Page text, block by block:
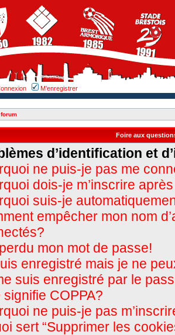
M’enregistrer
Foire aux
d’identification et
ne puis-je pas me
dois-je m’inscrire
suis-je
empêcher mon nom
mon mot de passe!
enregistré mais je ne
suis enregistré par le
signifie COPPA?
ne puis-je pas
sert “Supprimer les